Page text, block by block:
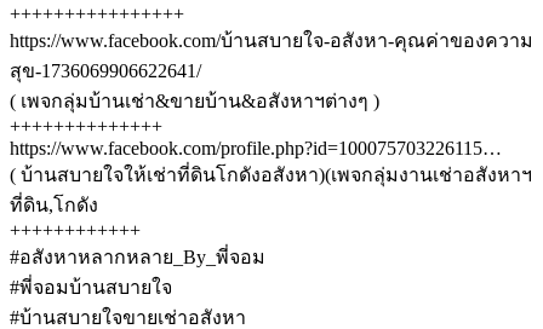
++++++++++++++++
https://www.facebook.com/บ้านสบายใจ-อสังหา-คุณค่าของความ
สุข-1736069906622641/
( เพจกลุ่มบ้านเช่า&ขายบ้าน&อสังหาฯต่างๆ )
++++++++++++++
https://www.facebook.com/profile.php?id=100075703226115…
( บ้านสบายใจให้เช่าที่ดินโกดังอสังหา)(เพจกลุ่มงานเช่าอสังหาฯ
ที่ดิน,โกดัง
++++++++++++
#อสังหาหลากหลาย_By_พี่จอม
#พี่จอมบ้านสบายใจ
#บ้านสบายใจขายเช่าอสังหา